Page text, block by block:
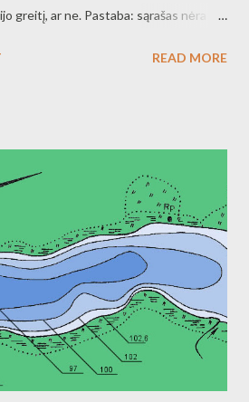
greitį, ar ne. Pastaba: sąrašas nėra
READ MORE